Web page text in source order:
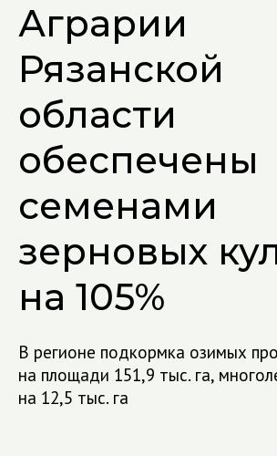
Аграрии
Рязанской
области
обеспечены
семенами
зерновых
на 105%
В регионе подкормка озимых
на площади 151,9 тыс. га,
на 12,5 тыс. га